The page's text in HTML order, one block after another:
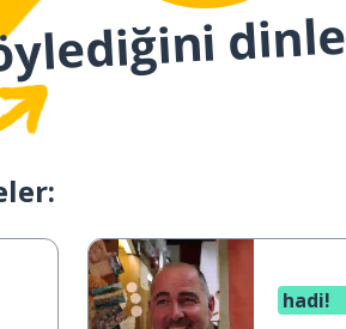
dinle
hadi!